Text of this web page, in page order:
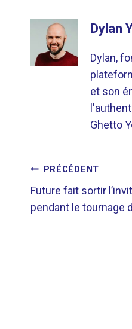
Dylan
Dylan,
et son
Ghetto
DE
PRÉCÉDENT
Future fait sortir
pendant le tournage